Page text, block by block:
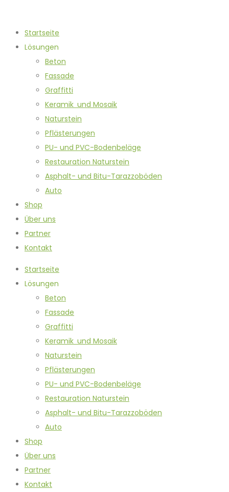
Startseite
Lösungen
Beton
Fassade
Graffitti
Keramik und Mosaik
Naturstein
Pflästerungen
PU- und PVC-Bodenbeläge
Restauration Naturstein
Asphalt- und Bitu-Tarazzoböden
Auto
Shop
Über uns
Partner
Kontakt
Startseite
Lösungen
Beton
Fassade
Graffitti
Keramik und Mosaik
Naturstein
Pflästerungen
PU- und PVC-Bodenbeläge
Restauration Naturstein
Asphalt- und Bitu-Tarazzoböden
Auto
Shop
Über uns
Partner
Kontakt